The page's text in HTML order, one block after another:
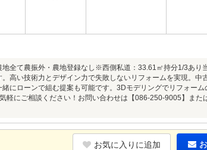
全て農振外・農地登録なし※西側私道：33.61㎡持分1/3あり
高い技術力とデザイン力で失敗しないリフォームを実現。中
にローンで組む提案も可能です。3Dモデリングでリフォー
軽にご相談ください！お問い合わせは【086-250-9005】また
お気に入りに追加